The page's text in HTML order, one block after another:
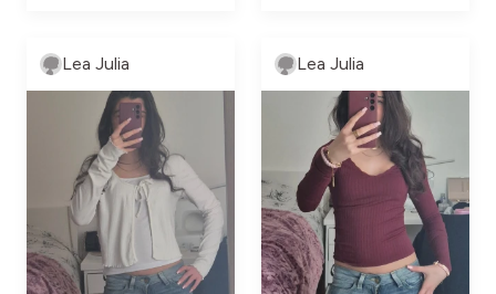
Lea Julia Lea Julia